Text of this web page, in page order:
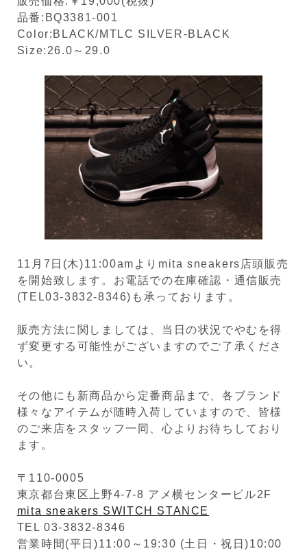
品番:BQ3381-001
Color:BLACK/MTLC SILVER-BLACK
Size:26.0～29.0
11月7日(木)11:00amよりmita sneakers店頭販売
を開始致します。お電話での在庫確認・通信販売
(TEL03-3832-8346)も承っております。
販売方法に関しましては、当日の状況でやむを得
ず変更する可能性がございますのでご了承くださ
い。
その他にも新商品から定番商品まで、各ブランド
様々なアイテムが随時入荷していますので、皆様
のご来店をスタッフ一同、心よりお待ちしており
ます。
〒110-0005
東京都台東区上野4-7-8 アメ横センタービル2F
mita sneakers SWITCH STANCE
TEL 03-3832-8346
営業時間(平日)11:00～19:30 (土日・祝日)10:00